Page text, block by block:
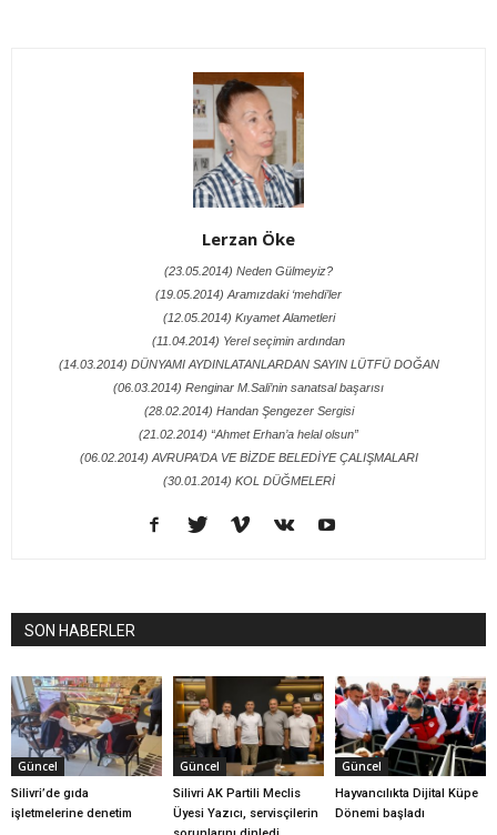
Lerzan Öke
(23.05.2014) Neden Gülmeyiz?
(19.05.2014) Aramızdaki ‘mehdi’ler
(12.05.2014) Kıyamet Alametleri
(11.04.2014) Yerel seçimin ardından
(14.03.2014) DÜNYAMI AYDINLATANLARDAN SAYIN LÜTFÜ DOĞAN
(06.03.2014) Renginar M.Sali’nin sanatsal başarısı
(28.02.2014) Handan Şengezer Sergisi
(21.02.2014) “Ahmet Erhan’a helal olsun”
(06.02.2014) AVRUPA’DA VE BİZDE BELEDİYE ÇALIŞMALARI
(30.01.2014) KOL DÜĞMELERİ
SON HABERLER
Güncel
Silivri’de gıda
işletmelerine denetim
Güncel
Silivri AK Partili Meclis
Üyesi Yazıcı, servisçilerin
Güncel
Hayvancılıkta Dijital Küpe
Dönemi başladı